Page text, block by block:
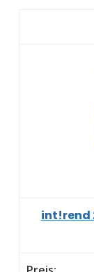
int!rend